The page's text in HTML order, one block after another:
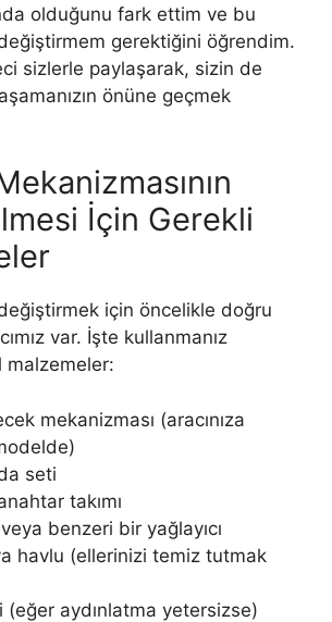
olduğunu fark ettim ve bu
gerektiğini öğrendim.
sizlerle paylaşarak, sizin de
önüne geçmek
İçin Gerekli
için öncelikle doğru
var. İşte kullanmanız
malzemeler:
mekanizması (aracınıza
seti
takımı
benzeri bir yağlayıcı
havlu (ellerinizi temiz tutmak
(eğer aydınlatma yetersizse)